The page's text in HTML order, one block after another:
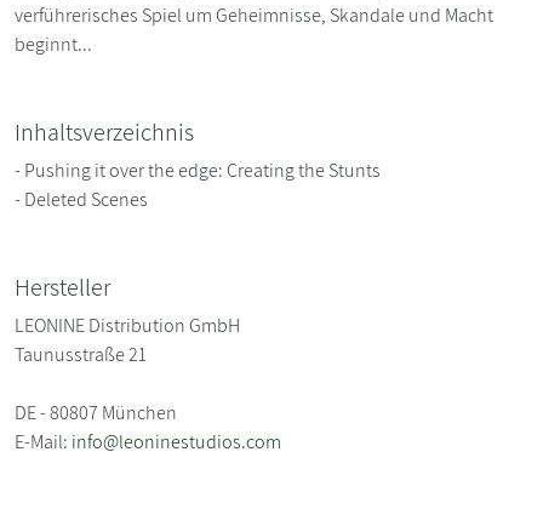
verführerisches Spiel um Geheimnisse, Skandale und Macht
beginnt...
Inhaltsverzeichnis
- Pushing it over the edge: Creating the Stunts
- Deleted Scenes
Hersteller
LEONINE Distribution GmbH
Taunusstraße 21
DE - 80807 München
E-Mail: info@leoninestudios.com